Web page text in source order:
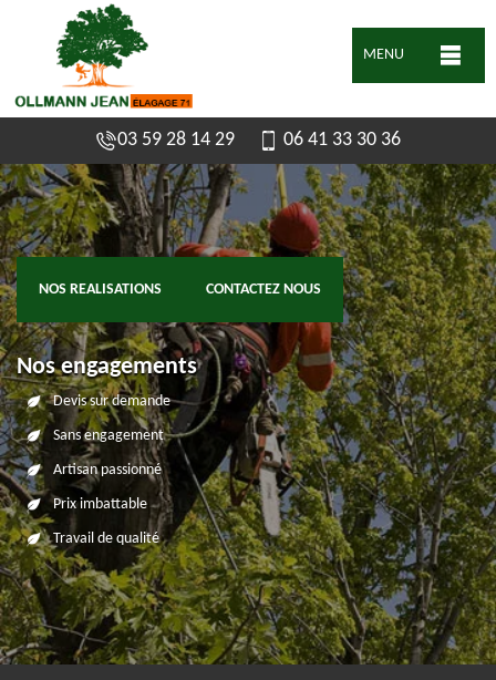
MENU
03 59 28 14 29 06 41 33 30 36
NOS REALISATIONS CONTACTEZ NOUS
Nos engagements
Devis sur demande
Sans engagement
Artisan passionné
Prix imbattable
Travail de qualité